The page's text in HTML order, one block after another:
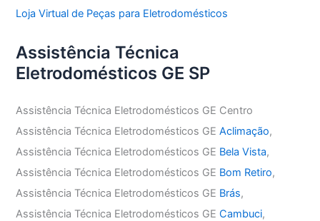
Loja Virtual de Peças para Eletrodomésticos
Assistência Técnica
Eletrodomésticos GE SP
Assistência Técnica Eletrodomésticos GE Centro
Assistência Técnica Eletrodomésticos GEAclimação,
Assistência Técnica Eletrodomésticos GE Bela Vista,
Assistência Técnica Eletrodomésticos GE Bom Retiro,
Assistência Técnica Eletrodomésticos GE Brás,
Assistência Técnica Eletrodomésticos GECambuci,